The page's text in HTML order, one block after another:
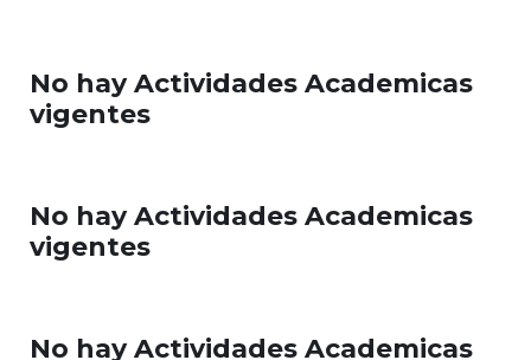
No hay Actividades Academicas
vigentes
No hay Actividades Academicas
vigentes
No hay Actividades Academicas